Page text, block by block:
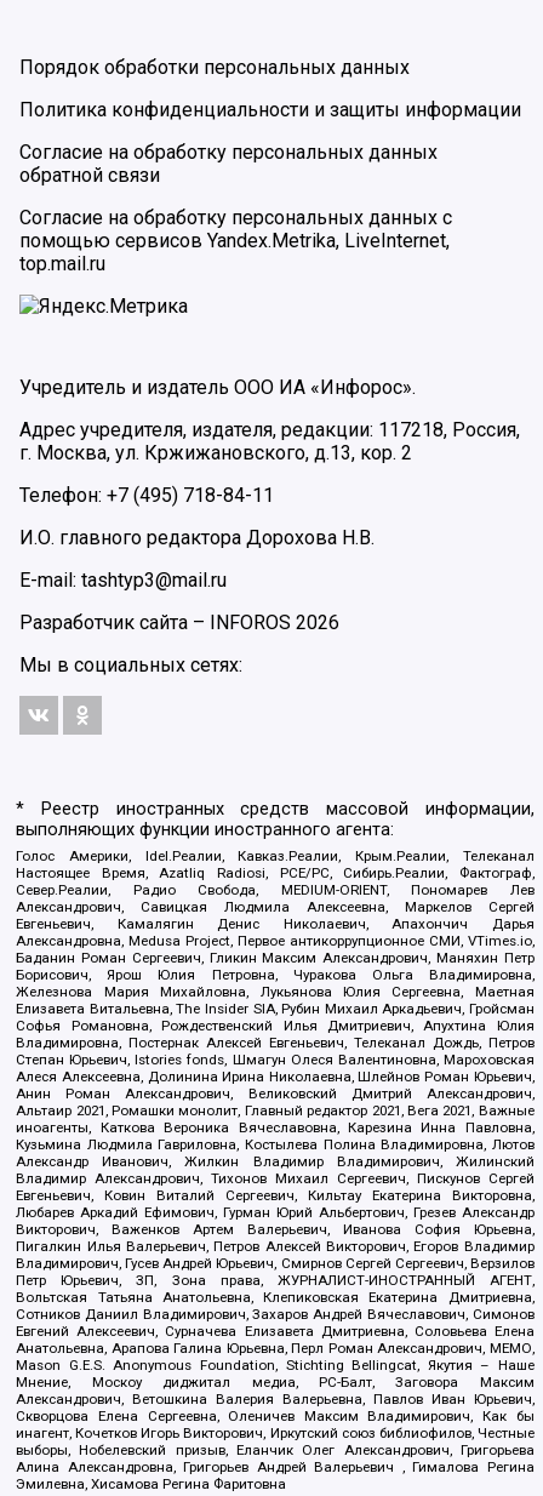
Порядок обработки персональных данных
Политика конфиденциальности и защиты информации
Согласие на обработку персональных данных
обратной связи
Согласие на обработку персональных данных с
помощью сервисов Yandex.Metrika, LiveInternet,
top.mail.ru
Учредитель и издатель ООО ИА «Инфорос».
Адрес учредителя, издателя, редакции: 117218, Россия,
г. Москва, ул. Кржижановского, д.13, кор. 2
Телефон: +7 (495) 718-84-11
И.О. главного редактора Дорохова Н.В.
E-mail: tashtyp3@mail.ru
Разработчик сайта – INFOROS 2026
Мы в социальных сетях:
* Реестр иностранных средств массовой информации,
выполняющих функции иностранного агента:
Голос Америки, Idel.Реалии, Кавказ.Реалии, Крым.Реалии, Телеканал
Настоящее Время, Azatliq Radiosi, PCE/PC, Сибирь.Реалии, Фактограф,
Север.Реалии, Радио Свобода, MEDIUM-ORIENT, Пономарев Лев
Александрович, Савицкая Людмила Алексеевна, Маркелов Сергей
Евгеньевич, Камалягин Денис Николаевич, Апахончич Дарья
Александровна, Medusa Project, Первое антикоррупционное СМИ, VTimes.io,
Баданин Роман Сергеевич, Гликин Максим Александрович, Маняхин Петр
Борисович, Ярош Юлия Петровна, Чуракова Ольга Владимировна,
Железнова Мария Михайловна, Лукьянова Юлия Сергеевна, Маетная
Елизавета Витальевна, The Insider SIA, Рубин Михаил Аркадьевич, Гройсман
Софья Романовна, Рождественский Илья Дмитриевич, Апухтина Юлия
Владимировна, Постернак Алексей Евгеньевич, Телеканал Дождь, Петров
Степан Юрьевич, Istories fonds, Шмагун Олеся Валентиновна, Мароховская
Алеся Алексеевна, Долинина Ирина Николаевна, Шлейнов Роман Юрьевич,
Анин Роман Александрович, Великовский Дмитрий Александрович,
Альтаир 2021, Ромашки монолит, Главный редактор 2021, Вега 2021, Важные
иноагенты, Каткова Вероника Вячеславовна, Карезина Инна Павловна,
Кузьмина Людмила Гавриловна, Костылева Полина Владимировна, Лютов
Александр Иванович, Жилкин Владимир Владимирович, Жилинский
Владимир Александрович, Тихонов Михаил Сергеевич, Пискунов Сергей
Евгеньевич, Ковин Виталий Сергеевич, Кильтау Екатерина Викторовна,
Любарев Аркадий Ефимович, Гурман Юрий Альбертович, Грезев Александр
Викторович, Важенков Артем Валерьевич, Иванова София Юрьевна,
Пигалкин Илья Валерьевич, Петров Алексей Викторович, Егоров Владимир
Владимирович, Гусев Андрей Юрьевич, Смирнов Сергей Сергеевич, Верзилов
Петр Юрьевич, ЗП, Зона права, ЖУРНАЛИСТ-ИНОСТРАННЫЙ АГЕНТ,
Вольтская Татьяна Анатольевна, Клепиковская Екатерина Дмитриевна,
Сотников Даниил Владимирович, Захаров Андрей Вячеславович, Симонов
Евгений Алексеевич, Сурначева Елизавета Дмитриевна, Соловьева Елена
Анатольевна, Арапова Галина Юрьевна, Перл Роман Александрович, МЕМО,
Mason G.E.S. Anonymous Foundation, Stichting Bellingcat, Якутия – Наше
Мнение, Москоу диджитал медиа, РС-Балт, Заговора Максим
Александрович, Ветошкина Валерия Валерьевна, Павлов Иван Юрьевич,
Скворцова Елена Сергеевна, Оленичев Максим Владимирович, Как бы
инагент, Кочетков Игорь Викторович, Иркутский союз библиофилов, Честные
выборы, Нобелевский призыв, Еланчик Олег Александрович, Григорьева
Алина Александровна, Григорьев Андрей Валерьевич , Гималова Регина
Эмилевна, Хисамова Регина Фаритовна